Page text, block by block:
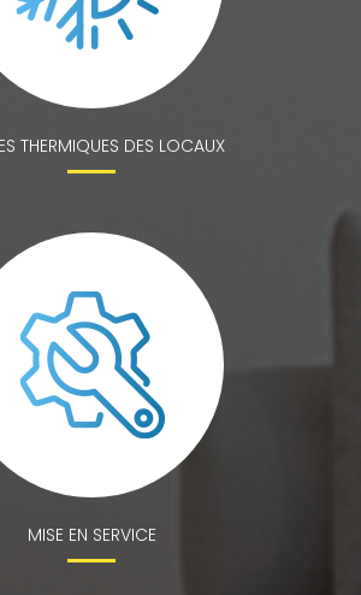
THERMIQUES DES LOCAUX
MISE EN SERVICE